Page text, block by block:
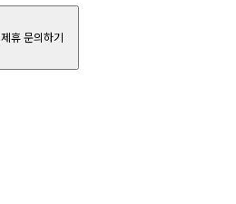
제휴 문의하기